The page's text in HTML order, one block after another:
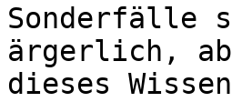
Sonderfälle
ärgerlich,
dieses